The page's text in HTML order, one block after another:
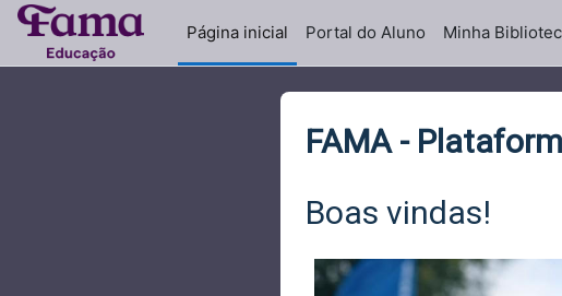
Ir para o conteúdo principal
Página inicial
Portal do Aluno Minha
FAMA -
Boas vindas!